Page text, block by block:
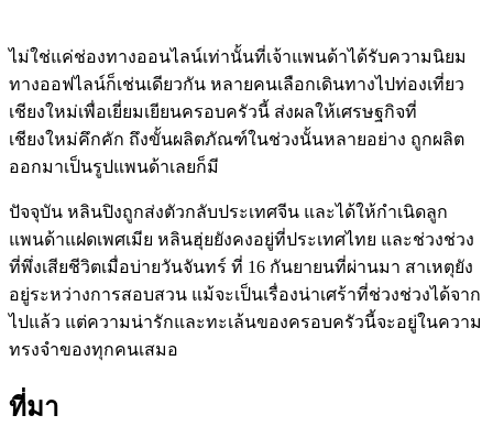
ไม่ใช่แค่ช่องทางออนไลน์เท่านั้นที่เจ้าแพนด้าได้รับความนิยม
ทางออฟไลน์ก็เช่นเดียวกัน หลายคนเลือกเดินทางไปท่องเที่ยว
เชียงใหม่เพื่อเยี่ยมเยียนครอบครัวนี้ ส่งผลให้เศรษฐกิจที่
เชียงใหม่คึกคัก ถึงขั้นผลิตภัณฑ์ในช่วงนั้นหลายอย่าง ถูกผลิต
ออกมาเป็นรูปแพนด้าเลยก็มี
ปัจจุบัน หลินปิงถูกส่งตัวกลับประเทศจีน และได้ให้กำเนิดลูก
แพนด้าแฝดเพศเมีย หลินฮุ่ยยังคงอยู่ที่ประเทศไทย และช่วงช่วง
ที่พึ่งเสียชีวิตเมื่อบ่ายวันจันทร์ ที่ 16 กันยายนที่ผ่านมา สาเหตุยัง
อยู่ระหว่างการสอบสวน แม้จะเป็นเรื่องน่าเศร้าที่ช่วงช่วงได้จาก
ไปแล้ว แต่ความน่ารักและทะเล้นของครอบครัวนี้จะอยู่ในความ
ทรงจำของทุกคนเสมอ
ที่มา